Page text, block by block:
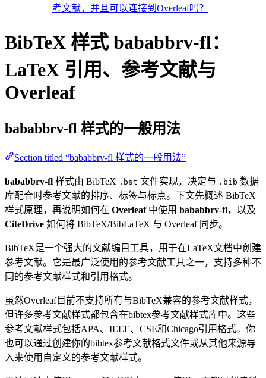
考文献，并且可以连接到Overleaf吗？
BibTeX 样式 bababbrv-fl：
LaTeX 引用、参考文献与
Overleaf
bababbrv-fl 样式的一般用法
Section titled “bababbrv-fl 样式的一般用法”
bababbrv-fl 样式由 BibTeX .bst 文件实现，决定与 .bib 数据
库配合时参考文献的排序、标签与标点。下文先概述 BibTeX
样式原理，再说明如何在 Overleaf中使用 bababbrv-fl，以及
CiteDrive 如何将 BibTeX/BibLaTeX 与 Overleaf 同步。
BibTeX是一个强大的文献编目工具，用于在LaTeX文档中创建
参考文献。它是最广泛使用的参考文献工具之一，支持多种不
同的参考文献样式和引用格式。
虽然Overleaf目前不支持所有与BibTeX兼容的参考文献样式，
但许多参考文献样式都包含在bibtex参考文献样式库中。这些
参考文献样式包括APA、IEEE、CSE和Chicago引用格式。你
也可以通过创建你的bibtex参考文献格式文件或从其他来源导
入来使用自定义的参考文献样式。